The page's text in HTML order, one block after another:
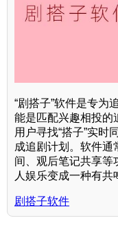
“剧搭子”软件是专为
能是匹配兴趣相投的
用户寻找“搭子”实时
成追剧计划。软件
间、观后笔记共享等
人娱乐变成一种有共
剧搭子软件